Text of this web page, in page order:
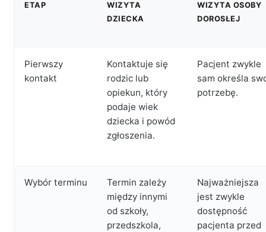
ETAP
WIZYTA
DZIECKA
WIZYTA OSOBY
DOROSŁEJ
Pierwszy
kontakt
Kontaktuje się
rodzic lub
opiekun, który
podaje wiek
dziecka i powód
zgłoszenia.
Pacjent zwykle
sam określa
potrzebę.
Wybór terminu
Termin zależy
między innymi
od szkoły,
przedszkola,
Najważniejsza
jest zwykle
dostępność
pacjenta przed